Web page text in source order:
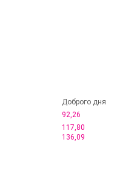
Доброго дня
92,26
117,80
136,09